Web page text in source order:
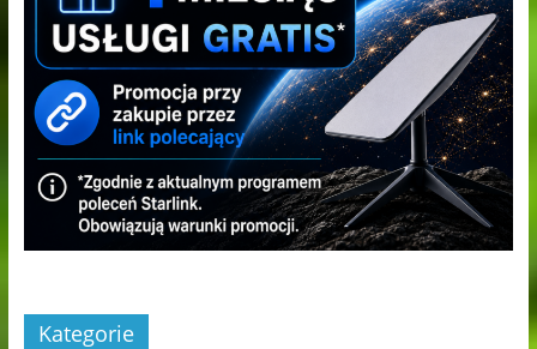
Kategorie